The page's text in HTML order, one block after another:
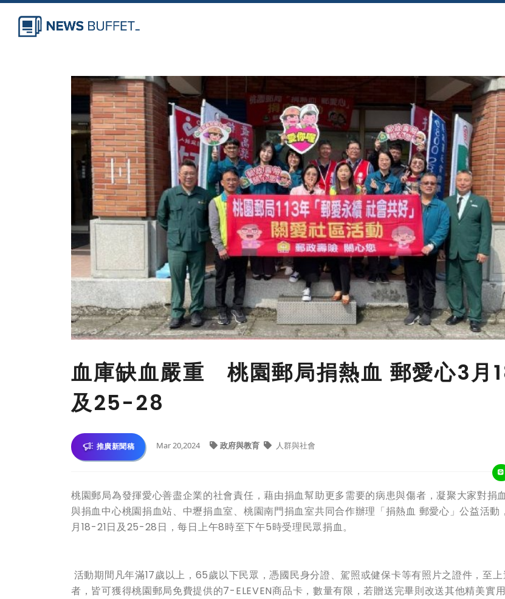
血庫缺血嚴重 桃園郵局捐熱血 郵愛心3月
及25-28
推廣新聞稿 Mar 20,2024 政府與教育 人群與社會
桃園郵局為發揮愛心善盡企業的社會責任，藉由捐血幫助更多需要的病患與傷者，凝聚大家對捐
與捐血中心桃園捐血站、中壢捐血室、桃園南門捐血室共同合作辦理「捐熱血 郵愛心」公益活動
月18-21日及25-28日，每日上午8時至下午5時受理民眾捐血。
活動期間凡年滿17歲以上，65歲以下民眾，憑國民身分證、駕照或健保卡等有照片之證件，至上
者，皆可獲得桃園郵局免費提供的7-ELEVEN商品卡，數量有限，若贈送完畢則改送其他精美實用